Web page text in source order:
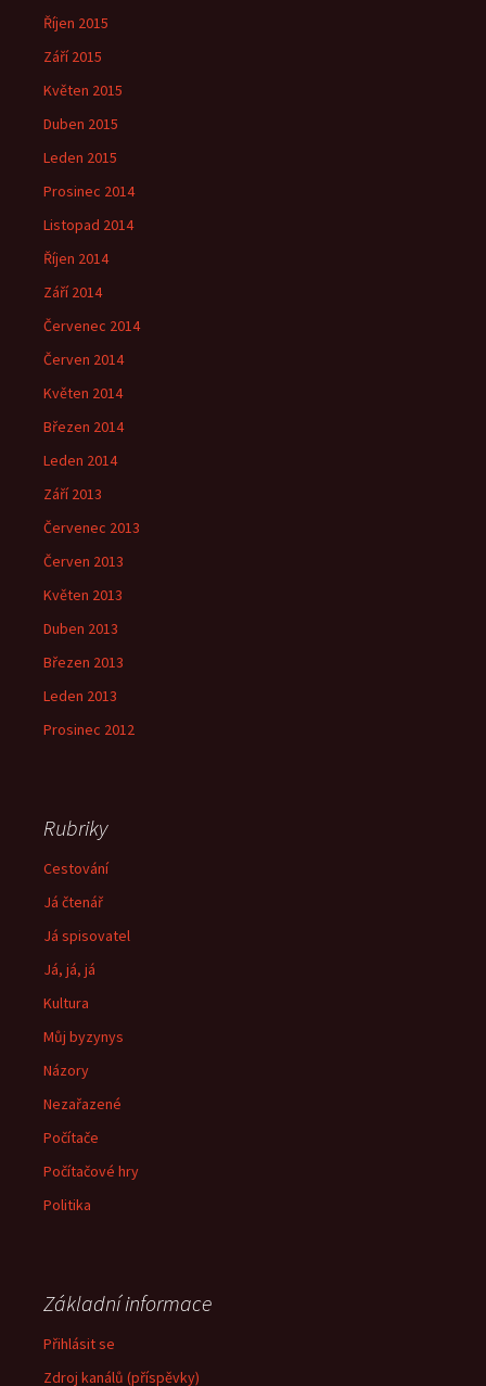
Říjen 2015
Září 2015
Květen 2015
Duben 2015
Leden 2015
Prosinec 2014
Listopad 2014
Říjen 2014
Září 2014
Červenec 2014
Červen 2014
Květen 2014
Březen 2014
Leden 2014
Září 2013
Červenec 2013
Červen 2013
Květen 2013
Duben 2013
Březen 2013
Leden 2013
Prosinec 2012
Rubriky
Cestování
Já čtenář
Já spisovatel
Já, já, já
Kultura
Můj byzynys
Názory
Nezařazené
Počítače
Počítačové hry
Politika
Základní informace
Přihlásit se
Zdroj kanálů (příspěvky)